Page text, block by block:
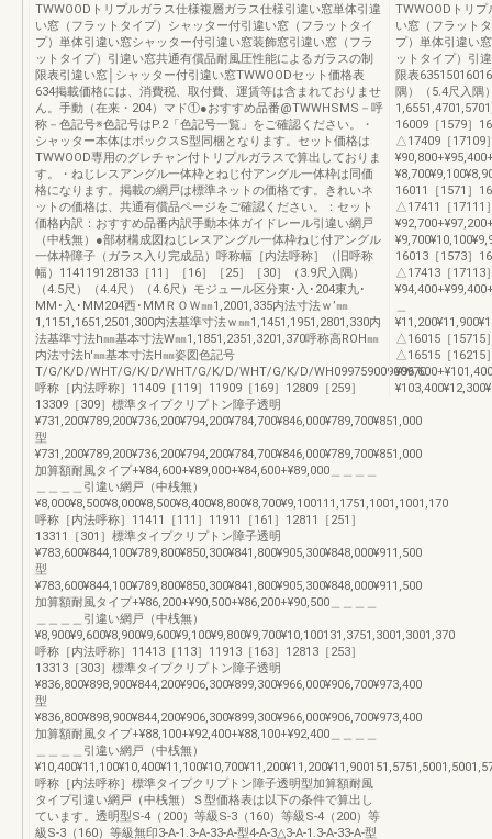
TWWOODトリプルガラス仕様複層ガラス仕様引違い窓単体引違
い窓（フラットタイプ）シャッター付引違い窓（フラットタイ
プ）単体引違い窓シャッター付引違い窓装飾窓引違い窓（フラ
ットタイプ）引違い窓共通有償品耐風圧性能によるガラスの制
限表引違い窓│シャッター付引違い窓TWWOODセット価格表
634掲載価格には、消費税、取付費、運賃等は含まれておりませ
ん。手動（在来・204）マド①●おすすめ品番@TWWHSMS－呼
称－色記号※色記号はP.2「色記号一覧」をご確認ください。・
シャッター本体はボックスS型同梱となります。セット価格は
TWWOOD専用のグレチャン付トリプルガラスで算出しておりま
す。・ねじレスアングル一体枠とねじ付アングル一体枠は同価
格になります。掲載の網戸は標準ネットの価格です。きれいネ
ットの価格は、共通有償品ページをご確認ください。：セット
価格内訳：おすすめ品番内訳手動本体ガイドレール引違い網戸
（中桟無）●部材構成図ねじレスアングル一体枠ねじ付アングル
一体枠障子（ガラス入り完成品）呼称幅［内法呼称］（旧呼称
幅）114119128133［11］［16］［25］［30］（3.9尺入隅）
（4.5尺）（4.4尺）（4.6尺）モジュール区分東･入･204東九･
MM･入･MM204西･MMＲＯＷ㎜1,2001,335内法寸法ｗ’㎜
1,1151,1651,2501,300内法基準寸法ｗ㎜1,1451,1951,2801,330内
法基準寸法h㎜基本寸法W㎜1,1851,2351,3201,370呼称高ROH㎜
内法寸法h'㎜基本寸法H㎜姿図色記号
T/G/K/D/WHT/G/K/D/WHT/G/K/D/WHT/G/K/D/WH09975900900970
呼称［内法呼称］11409［119］11909［169］12809［259］
13309［309］標準タイプクリプトン障子透明
¥731,200¥789,200¥736,200¥794,200¥784,700¥846,000¥789,700¥851,000
型
¥731,200¥789,200¥736,200¥794,200¥784,700¥846,000¥789,700¥851,000
加算額耐風タイプ+¥84,600+¥89,000+¥84,600+¥89,000＿＿＿＿
＿＿＿＿引違い網戸（中桟無）
¥8,000¥8,500¥8,000¥8,500¥8,400¥8,800¥8,700¥9,100111,1751,1001,1001,170
呼称［内法呼称］11411［111］11911［161］12811［251］
13311［301］標準タイプクリプトン障子透明
¥783,600¥844,100¥789,800¥850,300¥841,800¥905,300¥848,000¥911,500
型
¥783,600¥844,100¥789,800¥850,300¥841,800¥905,300¥848,000¥911,500
加算額耐風タイプ+¥86,200+¥90,500+¥86,200+¥90,500＿＿＿＿
＿＿＿＿引違い網戸（中桟無）
¥8,900¥9,600¥8,900¥9,600¥9,100¥9,800¥9,700¥10,100131,3751,3001,3001,370
呼称［内法呼称］11413［113］11913［163］12813［253］
13313［303］標準タイプクリプトン障子透明
¥836,800¥898,900¥844,200¥906,300¥899,300¥966,000¥906,700¥973,400
型
¥836,800¥898,900¥844,200¥906,300¥899,300¥966,000¥906,700¥973,400
加算額耐風タイプ+¥88,100+¥92,400+¥88,100+¥92,400＿＿＿＿
＿＿＿＿引違い網戸（中桟無）
呼称［内法呼称］標準タイプクリプトン障子透明型加算額耐風
タイプ引違い網戸（中桟無）Ｓ型価格表は以下の条件で算出し
ています。透明型S-4（200）等級S-3（160）等級S-4（200）等
級S-3（160）等級無印3-A-1.3-A-33-A-型4-A-3△3-A-1.3-A-33-A-型
TWWOODトリ
い窓（フラット
プ）単体引違い
ットタイプ）引
限表
隅）（5.4尺入隅
16009［1579］
△17409［17109
16011［1571］
△17411［17111
16013［1573］
△17413［17113
△16015［15715
△16515［16215